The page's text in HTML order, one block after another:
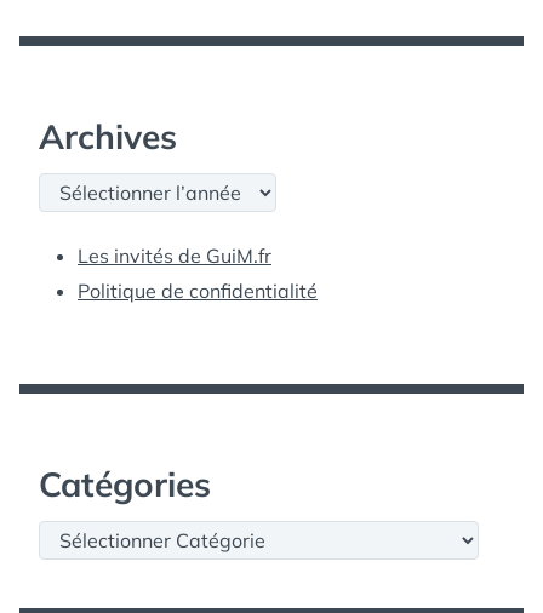
Archives
Archives
Les invités de GuiM.fr
Politique de confidentialité
Catégories
Catégories